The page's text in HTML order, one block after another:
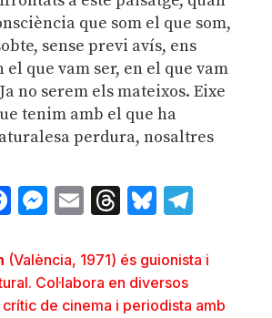
que som el que som,
sense previ avís, ens
el que vam ser, en el que vam
no serem els mateixos. Eixe
tenim amb el que ha
perdura, nosaltres
Facebook
Messenger
EmailThreads
Bluesky
(València, 1971) és guionista i
Col·labora en diversos
crític de cinema i periodista amb